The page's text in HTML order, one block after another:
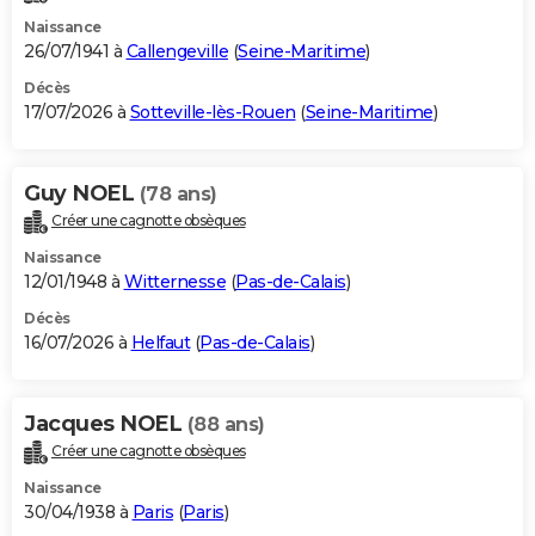
Naissance
26/07/1941 à Callengeville (Seine-Maritime)
Décès
17/07/2026 à Sotteville-lès-Rouen (Seine-Maritime)
Guy NOEL (78 ans)
Créer une cagnotte obsèques
Naissance
12/01/1948 à Witternesse (Pas-de-Calais)
Décès
16/07/2026 à Helfaut(Pas-de-Calais)
Jacques NOEL (88 ans)
Créer une cagnotte obsèques
Naissance
30/04/1938 à Paris (Paris)